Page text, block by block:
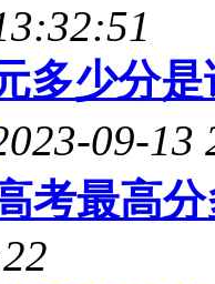
多少分
09-13
考最高